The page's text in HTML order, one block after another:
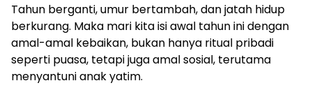
Tahun berganti, umur bertambah, dan jatah hidup
berkurang. Maka mari kita isi awal tahun ini dengan
amal-amal kebaikan, bukan hanya ritual pribadi
seperti puasa, tetapi juga amal sosial, terutama
menyantuni anak yatim.